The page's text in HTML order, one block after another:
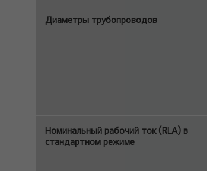
Диаметры трубопроводов
Номинальный рабочий ток (RLA) в
стандартном режиме